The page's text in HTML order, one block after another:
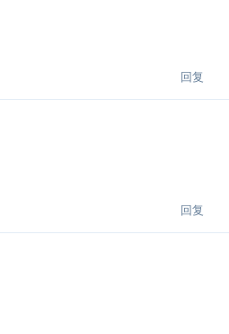
回复
回复